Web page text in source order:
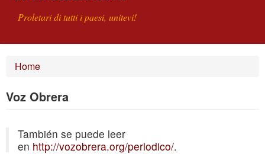
Proletari di tutti i paesi, unitevi!
SCRIVETECI
Home
Voz Obrera
También se puede leer
en http://vozobrera.org/periodico/.